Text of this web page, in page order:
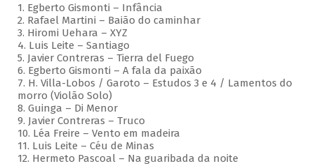
1. Egberto Gismonti – Infância
2. Rafael Martini – Baião do caminhar
3. Hiromi Uehara – XYZ
4. Luis Leite – Santiago
5. Javier Contreras – Tierra del Fuego
6. Egberto Gismonti – A fala da paixão
7. H. Villa-Lobos / Garoto – Estudos 3 e 4 / Lamentos do
morro (Violão Solo)
8. Guinga – Di Menor
9. Javier Contreras – Truco
10. Léa Freire – Vento em madeira
11. Luis Leite – Céu de Minas
12. Hermeto Pascoal – Na guaribada da noite